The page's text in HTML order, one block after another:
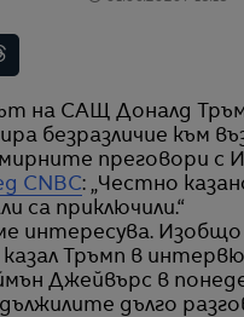
безразличие към
преговори с
CNBC: „Честно
са приключили.“
интересува. Изобщо
Тръмп в интервю
Джейвърс в
дълго